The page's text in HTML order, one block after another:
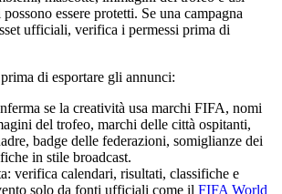
essere protetti. Se una campagna
ufficiali, verifica i permessi prima di
di esportare gli annunci:
se la creatività usa marchi FIFA, nomi
del trofeo, marchi delle città ospitanti,
badge delle federazioni, somiglianze dei
in stile broadcast.
verifica calendari, risultati, classifiche e
solo da fonti ufficiali come il FIFA World